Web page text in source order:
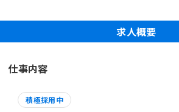
求人概要
仕事内容
積極採用中